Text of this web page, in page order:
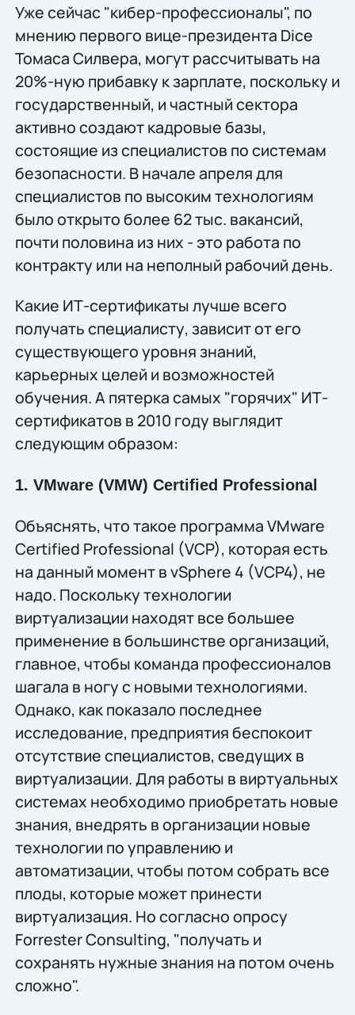
Уже сейчас "кибер-профессионалы", по
мнению первого вице-президента Dice
Томаса Силвера, могут рассчитывать на
20%-ную прибавку к зарплате, поскольку и
государственный, и частный сектора
активно создают кадровые базы,
состоящие из специалистов по системам
безопасности. В начале апреля для
специалистов по высоким технологиям
было открыто более 62 тыс. вакансий,
почти половина из них - это работа по
контракту или на неполный рабочий день.
Какие ИТ-сертификаты лучше всего
получать специалисту, зависит от его
существующего уровня знаний,
карьерных целей и возможностей
обучения. А пятерка самых "горячих" ИТ-
сертификатов в 2010 году выглядит
следующим образом:
1. VMware (VMW) Certified Professional
Объяснять, что такое программа VMware
Certified Professional (VCP), которая есть
на данный момент в vSphere 4 (VCP4), не
надо. Поскольку технологии
виртуализации находят все большее
применение в большинстве организаций,
главное, чтобы команда профессионалов
шагала в ногу с новыми технологиями.
Однако, как показало последнее
исследование, предприятия беспокоит
отсутствие специалистов, сведущих в
виртуализации. Для работы в виртуальных
системах необходимо приобретать новые
знания, внедрять в организации новые
технологии по управлению и
автоматизации, чтобы потом собрать все
плоды, которые может принести
виртуализация. Но согласно опросу
Forrester Consulting, "получать и
сохранять нужные знания на потом очень
сложно".